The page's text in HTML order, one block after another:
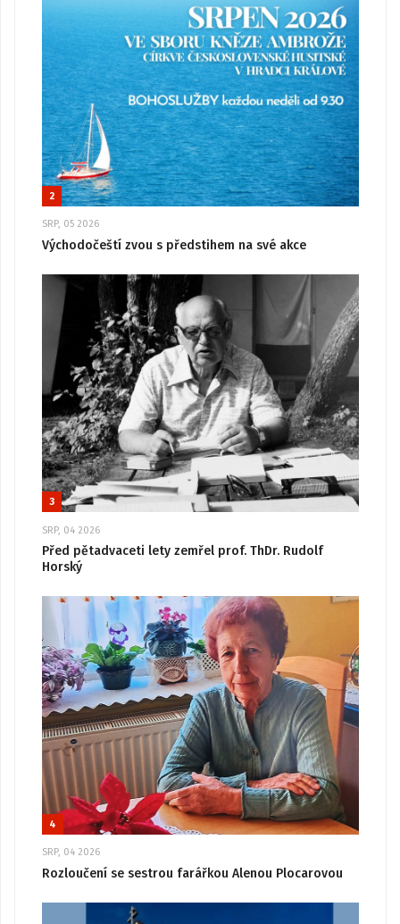
2
SRP, 05 2026
Východočeští zvou s předstihem na své akce
3
SRP, 04 2026
Před pětadvaceti lety zemřel prof. ThDr. Rudolf
Horský
4
SRP, 04 2026
Rozloučení se sestrou farářkou Alenou Plocarovou